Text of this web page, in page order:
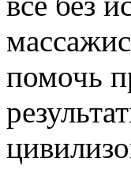
помочь